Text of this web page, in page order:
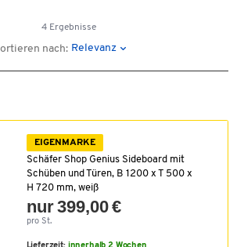
4 Ergebnisse
nach: Relevanz
EIGENMARKE
Schäfer Shop Genius Sideboard mit
Schüben und Türen, B 1200 x T 500 x
H 720 mm, weiß
nur 399,00 €
pro St.